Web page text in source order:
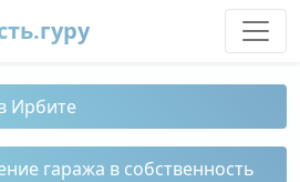
Ирбите
гаража в собственность